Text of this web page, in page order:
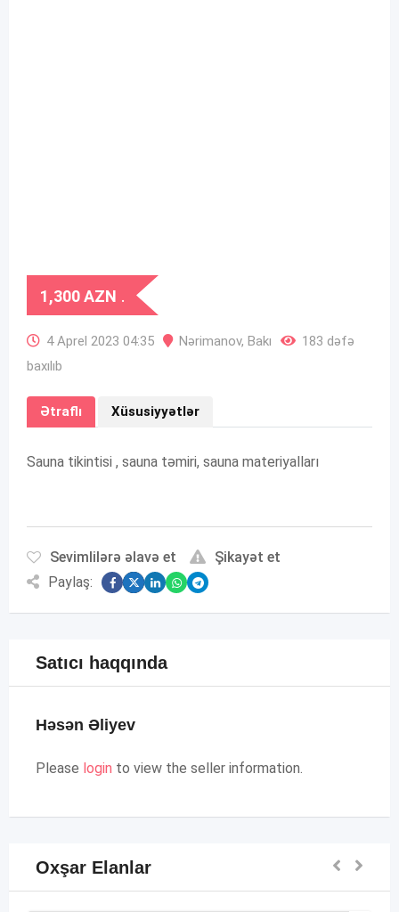
1,300AZN .
4 Aprel 2023 04:35 Nərimanov, Bakı
183 dəfə
baxılıb
Ətraflı Xüsusiyyətlər
Sauna tikintisi , sauna təmiri, sauna materiyalları
Sevimlilərə əlavə et
Şikayət et
Paylaş:
Satıcı haqqında
Həsən Əliyev
Please login to view the seller information.
Oxşar Elanlar